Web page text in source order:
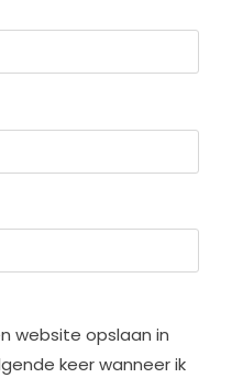
website opslaan in
keer wanneer ik